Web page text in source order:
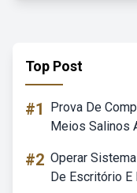
Top Post
#1
Prova De
Meios Salinos
#2 Operar
De Escritório